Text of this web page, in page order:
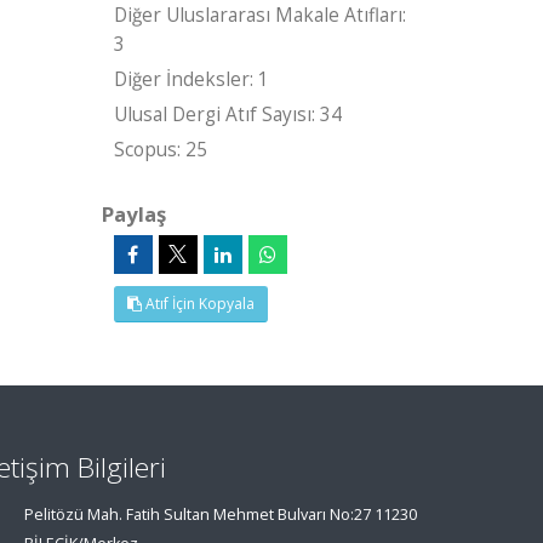
Diğer Uluslararası Makale Atıfları:
3
Diğer İndeksler: 1
Ulusal Dergi Atıf Sayısı: 34
Scopus: 25
Paylaş
Atıf İçin Kopyala
Bilgileri
Pelitözü Mah. Fatih Sultan Mehmet Bulvarı No:27 11230